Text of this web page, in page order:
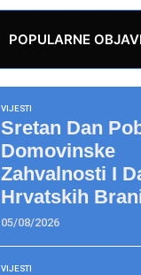
POPULARNE
VIJESTI
Sretan Dan
Domovinske
Zahvalnosti I
Hrvatskih
05/08/2026
VIJESTI